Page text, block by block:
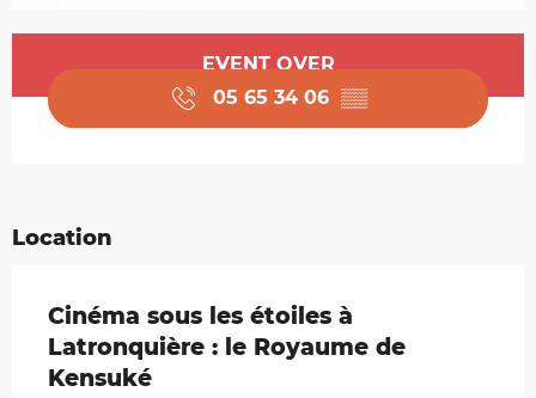
Opening hours & contact details
EVENT OVER
05 65 34 06 ▒▒
Location
Cinéma sous les étoiles à
Latronquière : le Royaume de
Kensuké